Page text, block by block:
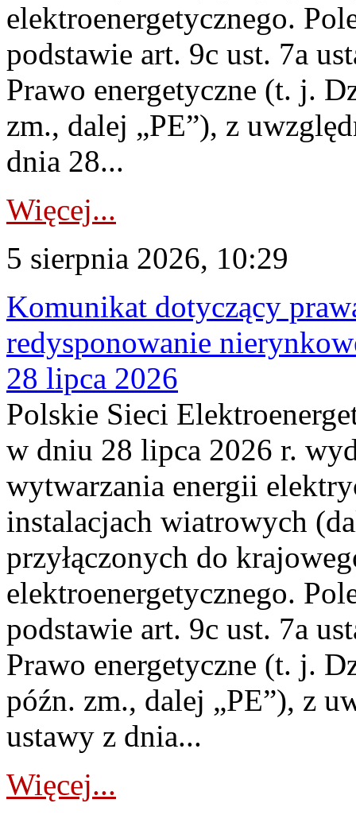
elektroenergetycznego.
podstawie art. 9c ust. 7a
Prawo energetyczne (t. j.
zm., dalej „PE”), z
dnia 28...
Więcej...
5 sierpnia 2026, 10:29
Komunikat dotyczący
redysponowanie
28 lipca 2026
Polskie Sieci
w dniu 28 lipca 2026 r.
wytwarzania energii
instalacjach wiatrowych
przyłączonych do
elektroenergetycznego.
podstawie art. 9c ust. 7a
Prawo energetyczne (t. j.
późn. zm., dalej „PE”), z
ustawy z dnia...
Więcej...